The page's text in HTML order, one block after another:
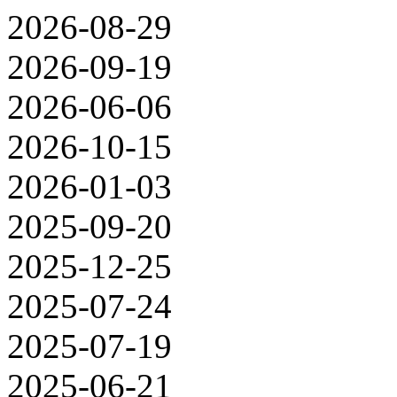
2026-08-29
2026-09-19
2026-06-06
2026-10-15
2026-01-03
2025-09-20
2025-12-25
2025-07-24
2025-07-19
2025-06-21